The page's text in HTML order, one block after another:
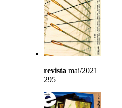
revista mai/2021
295